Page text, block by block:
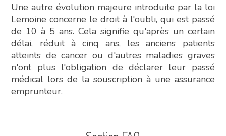
Une autre évolution majeure introduite par la loi
Lemoine concerne le droit à l'oubli, qui est passé
de 10 à 5 ans. Cela signifie qu'après un certain
délai, réduit à cinq ans, les anciens patients
atteints de cancer ou d'autres maladies graves
n'ont plus l'obligation de déclarer leur passé
médical lors de la souscription à une assurance
emprunteur.